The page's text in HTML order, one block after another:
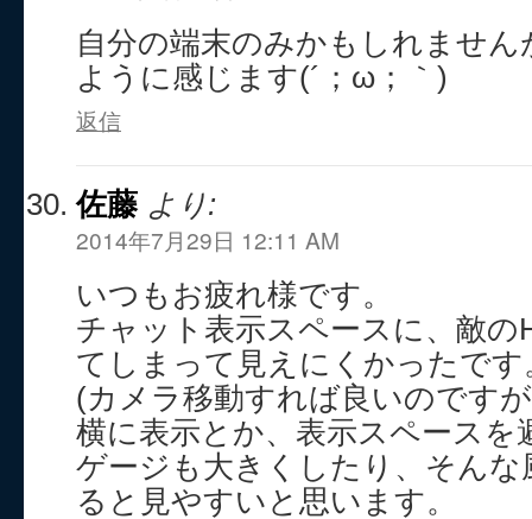
自分の端末のみかもしれません
ように感じます(´；ω；｀)
返信
佐藤 より:
2014年7月29日 12:11 AM
いつもお疲れ様です。
チャット表示スペースに、敵の
てしまって見えにくかったです
(カメラ移動すれば良いのです
横に表示とか、表示スペースを
ゲージも大きくしたり、そん
ると見やすいと思います。